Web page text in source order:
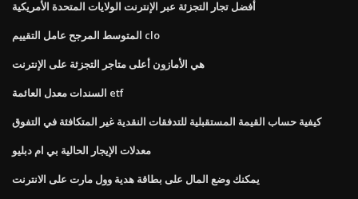
أفضل تجار التجزئة عبر الإنترنت الولايات المتحدة الأمريكية
المتوسط ​​المرجح عامل التقييم clo
هي الأمازون أعلى متاجر التجزئة على الإنترنت
السندات معدل العائمة etf
كيفية حساب القيمة المستقبلية للتدفقات النقدية غير المتكافئة في التفوق
معدلات الإيجار الحالية بي ام دبليو
يمكنك وضع المال على بطاقة هدية وول مارت على الانترنت